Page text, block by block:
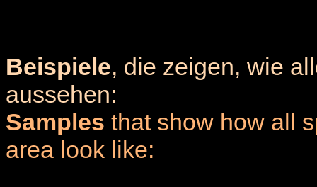
Beispiele, die zeigen, wie
aussehen:
Samples that show how all
area look like: